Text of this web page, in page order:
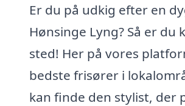
Er du på udkig efter en
Hønsinge Lyng? Så er
sted! Her på vores
bedste frisører i
kan finde den stylist, der